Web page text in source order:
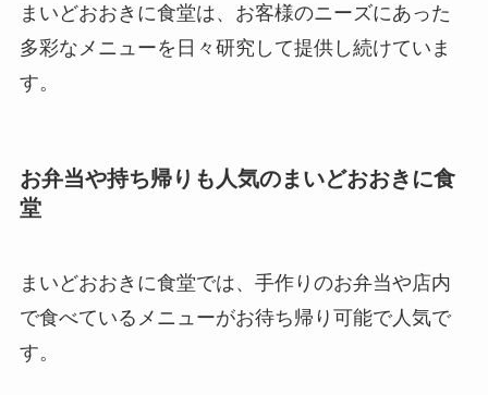
まいどおおきに食堂は、お客様のニーズにあった
多彩なメニューを日々研究して提供し続けていま
す。
お弁当や持ち帰りも人気のまいどおおきに食
堂
まいどおおきに食堂では、手作りのお弁当や店内
で食べているメニューがお待ち帰り可能で人気で
す。